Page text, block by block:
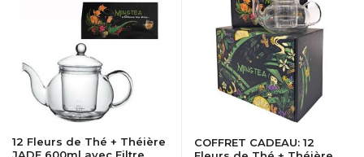
12 Fleurs de Thé + Théière
COFFRET CADEAU: 12